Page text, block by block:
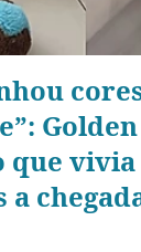
Golden
que
a